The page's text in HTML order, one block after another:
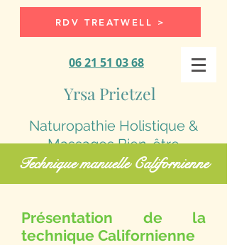
RDV TREATWELL >
06 21 51 03 68
Yrsa Prietzel
Naturopathie Holistique &
Massages Bien-être
Technique manuelle Californienne
Présentation de la
technique Californienne